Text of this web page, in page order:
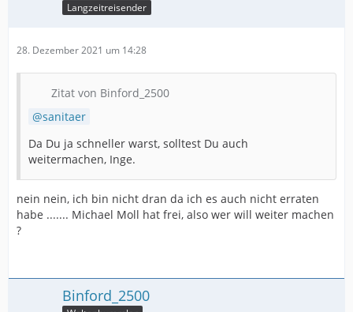
Langzeitreisender
28. Dezember 2021 um 14:28
Zitat von Binford_2500
sanitaer
Da Du ja schneller warst, solltest Du auch
weitermachen, Inge.
nein nein, ich bin nicht dran da ich es auch nicht erraten
habe ....... Michael Moll hat frei, also wer will weiter machen
?
Binford_2500